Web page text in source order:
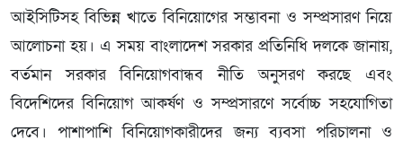
আইসিটিসহ বিভিন্ন খাতে বিনিয়োগের সম্ভাবনা ও সম্প্রসারণ নিয়ে
আলোচনা হয়। এ সময় বাংলাদেশ সরকার প্রতিনিধি দলকে জানায়,
বর্তমান সরকার বিনিয়োগবান্ধব নীতি অনুসরণ করছে এবং
বিদেশিদের বিনিয়োগ আকর্ষণ ও সম্প্রসারণে সর্বোচ্চ সহযোগিতা
দেবে। পাশাপাশি বিনিয়োগকারীদের জন্য ব্যবসা পরিচালনা ও